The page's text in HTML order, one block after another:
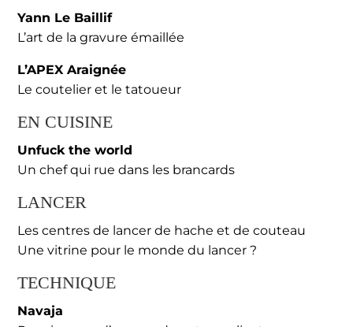
Yann Le Baillif
L’art de la gravure émaillée
L’APEX Araignée
Le coutelier et le tatoueur
EN CUISINE
Unfuck the world
Un chef qui rue dans les brancards
LANCER
Les centres de lancer de hache et de couteau
Une vitrine pour le monde du lancer ?
TECHNIQUE
Navaja